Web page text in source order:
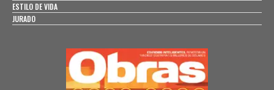
ESTILO DE VIDA
JURADO